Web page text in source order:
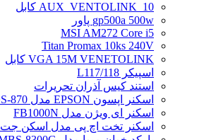
AUX_VENTOLINK_10 کابل
gp500a 500w پاور
MSI AM272 Core i5
Titan Promax 10ks 240V
VGA 15M VENETOLINK کابل
اسپیکر L117/118
استند کیس آذران تحریرات
اسکنر اپسون EPSON مدل DS-870
اسکنر ای ویژن مدل FB1000N
اسکنر تخت اچ پی مدل اسکن جت 8270